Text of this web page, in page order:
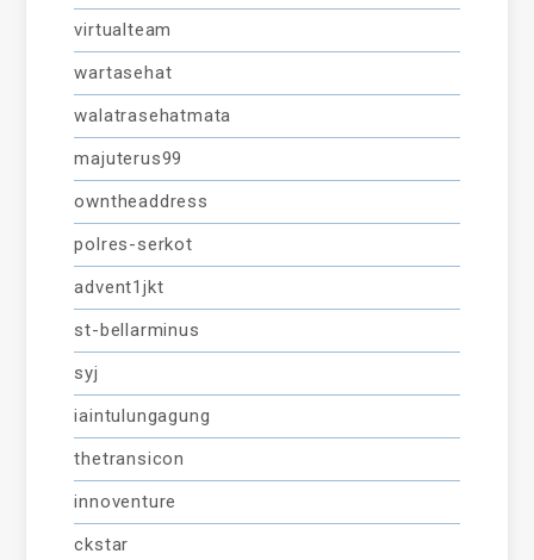
virtualteam
wartasehat
walatrasehatmata
majuterus99
owntheaddress
polres-serkot
advent1jkt
st-bellarminus
syj
iaintulungagung
thetransicon
innoventure
ckstar